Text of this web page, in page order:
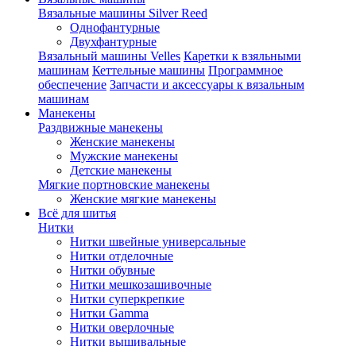
Вязальные машины Silver Reed
Однофантурные
Двухфантурные
Вязальный машины Velles Каретки к взяльными
машинам Кеттельные машины Программное
обеспечение Запчасти и аксессуары к вязальным
машинам
Манекены
Раздвижные манекены
Женские манекены
Мужские манекены
Детские манекены
Мягкие портновские манекены
Женские мягкие манекены
Всё для шитья
Нитки
Нитки швейные универсальные
Нитки отделочные
Нитки обувные
Нитки мешкозашивочные
Нитки суперкрепкие
Нитки Gamma
Нитки оверлочные
Нитки вышивальные